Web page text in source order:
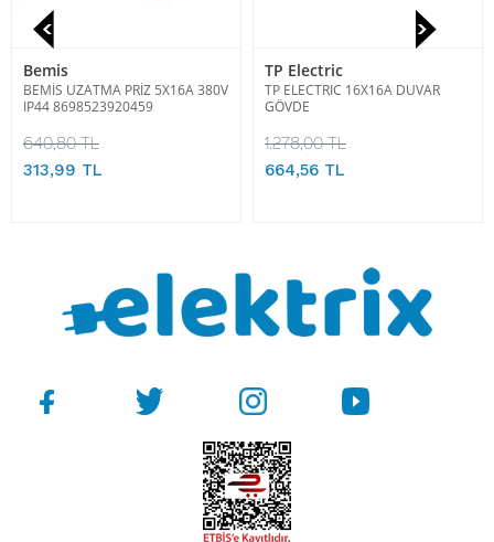
Bemis
BEMİS UZATMA PRİZ 5X16A 380V
IP44 8698523920459
640,80 TL
313,99 TL
TP Electric
TP ELECTRIC 16X16A DUVAR
GÖVDE
1.278,00 TL
664,56 TL